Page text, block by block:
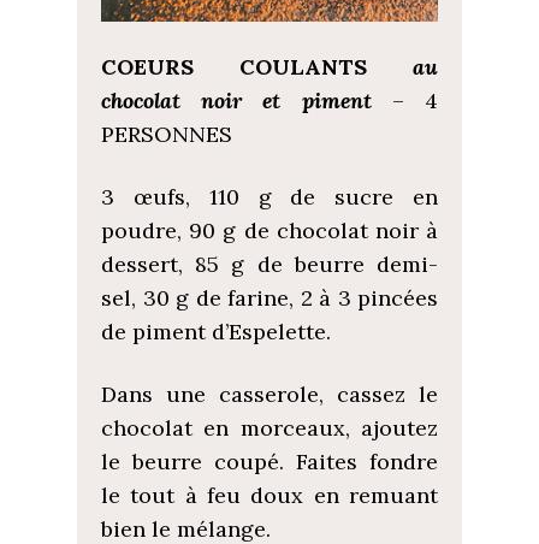
COEURS COULANTS au
chocolat noir et piment– 4
PERSONNES
3 œufs, 110 g de sucre en
poudre, 90 g de chocolat noir à
dessert, 85 g de beurre demi-
sel, 30 g de farine, 2 à 3 pincées
de piment d’Espelette.
Dans une casserole, cassez le
chocolat en morceaux, ajoutez
le beurre coupé. Faites fondre
le tout à feu doux en remuant
bien le mélange.